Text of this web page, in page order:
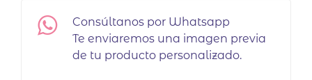
Consúltanos por Whatsapp
Te enviaremos una imagen previa
de tu producto personalizado.